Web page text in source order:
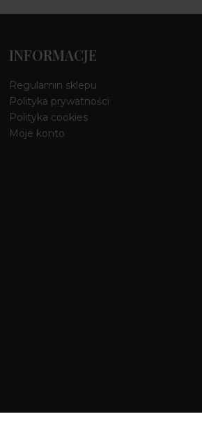
INFORMACJE
Regulamin sklepu
Polityka prywatności
Polityka cookies
Moje konto